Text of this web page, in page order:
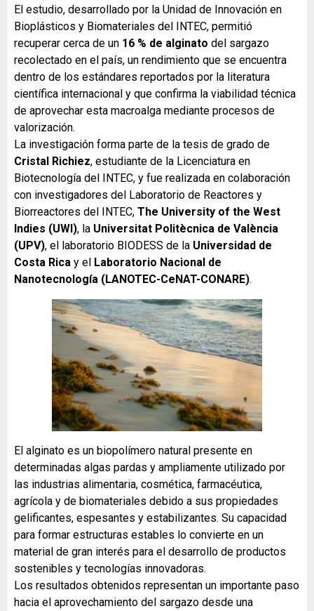
El estudio, desarrollado por la Unidad de Innovación en
Bioplásticos y Biomateriales del INTEC, permitió
recuperar cerca de un 16 % de alginato del sargazo
recolectado en el país, un rendimiento que se encuentra
dentro de los estándares reportados por la literatura
científica internacional y que confirma la viabilidad técnica
de aprovechar esta macroalga mediante procesos de
valorización.
La investigación forma parte de la tesis de grado de
Cristal Richiez, estudiante de la Licenciatura en
Biotecnología del INTEC, y fue realizada en colaboración
con investigadores del Laboratorio de Reactores y
Biorreactores del INTEC, The University of the West
Indies (UWI), la Universitat Politècnica de València
(UPV), el laboratorio BIODESS de la Universidad de
Costa Rica y el Laboratorio Nacional de
Nanotecnología (LANOTEC-CeNAT-CONARE).
El alginato es un biopolímero natural presente en
determinadas algas pardas y ampliamente utilizado por
las industrias alimentaria, cosmética, farmacéutica,
agrícola y de biomateriales debido a sus propiedades
gelificantes, espesantes y estabilizantes. Su capacidad
para formar estructuras estables lo convierte en un
material de gran interés para el desarrollo de productos
sostenibles y tecnologías innovadoras.
Los resultados obtenidos representan un importante paso
hacia el aprovechamiento del sargazo desde una